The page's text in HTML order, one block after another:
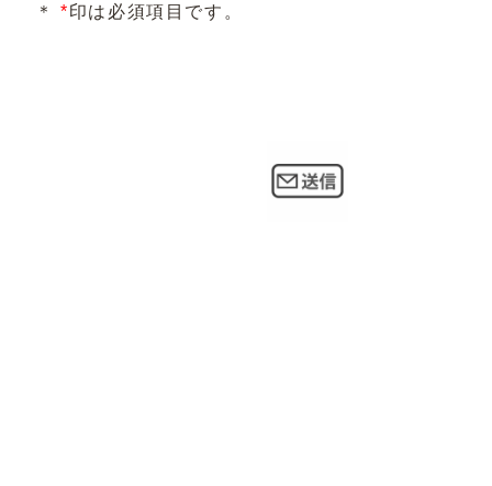
＊ *印は必須項目です。